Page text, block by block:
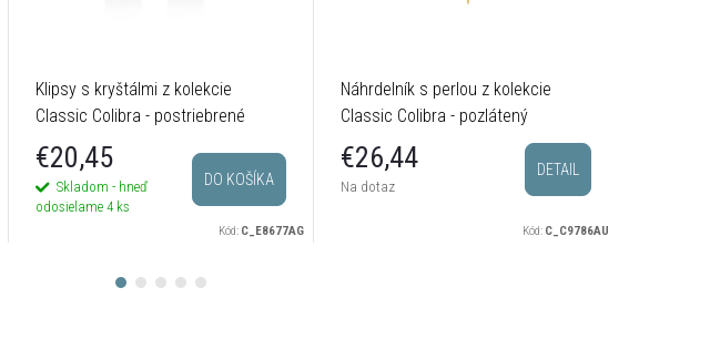
Klipsy s kryštálmi z kolekcie
Classic Colibra - postriebrené
€20,45
Skladom - hneď
odosielame 4 ks
DO KOŠÍKA
Kód: C_E8677AG
Náhrdelník s perlou z kolekcie
Classic Colibra - pozlátený
€26,44
Na dotaz
DETAIL
Kód: C_C9786AU